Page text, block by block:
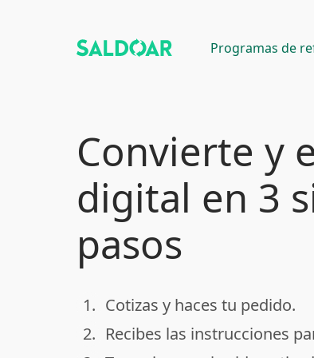
Programas de
Convierte y
digital en 3
pasos
done
1. Cotizas y haces tu pedido.
done
2. Recibes las instrucciones